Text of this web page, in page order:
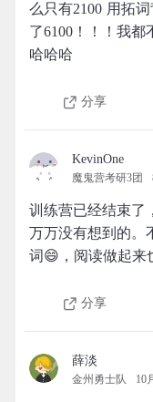
么只有2100 用拓
了6100！！！我
哈哈哈
分享
KevinOne
魔鬼营考研3团
训练营已经结束了
万万没有想到的。
词😄，阅读做起来
分享
薛淡
金州勇士队 10